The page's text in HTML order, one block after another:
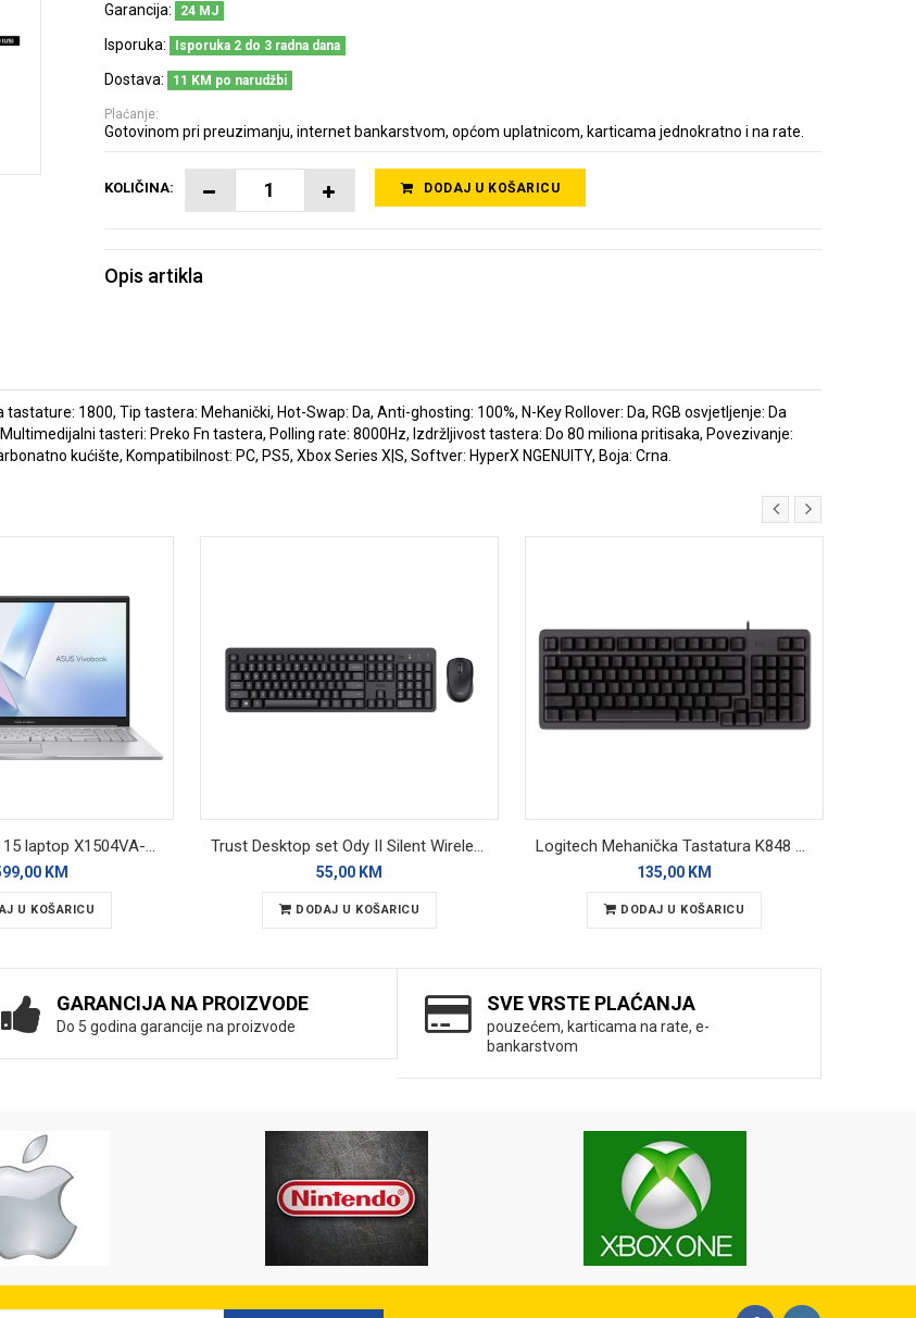
Garancija: 24 MJ
Isporuka: Isporuka 2 do 3 radna dana
Dostava: 11 KM po narudžbi
Plaćanje:
Gotovinom pri preuzimanju, internet bankarstvom, općom uplatnicom, karticama jednokratno i na rate.
KOLIČINA: DODAJ U KOŠARICU
Opis artikla
1800, Tip tastera: Mehanički, Hot-Swap: Da, Anti-ghosting: 100%, N-Key Rollover: Da, RGB osvjetljenje: Da
tasteri: Preko Fn tastera, Polling rate: 8000Hz, Izdržljivost tastera: Do 80 miliona pritisaka, Povezivanje:
kućište, Kompatibilnost: PC, PS5, Xbox Series X|S, Softver: HyperX NGENUITY, Boja: Crna.
ASUS VivoBook 15 laptop X1504VA-BQ4271W
KM
U KOŠARICU
Trust Desktop set Ody II Silent Wireless
55,00 KM
DODAJ U KOŠARICU
Logitech Mehanička Tastatura K848 Backlight
135,00 KM
DODAJ U KOŠARICU
GARANCIJA NA PROIZVODE
Do 5 godina garancije na proizvode
SVE VRSTE PLAĆANJA
pouzećem, karticama na rate, e-
bankarstvom